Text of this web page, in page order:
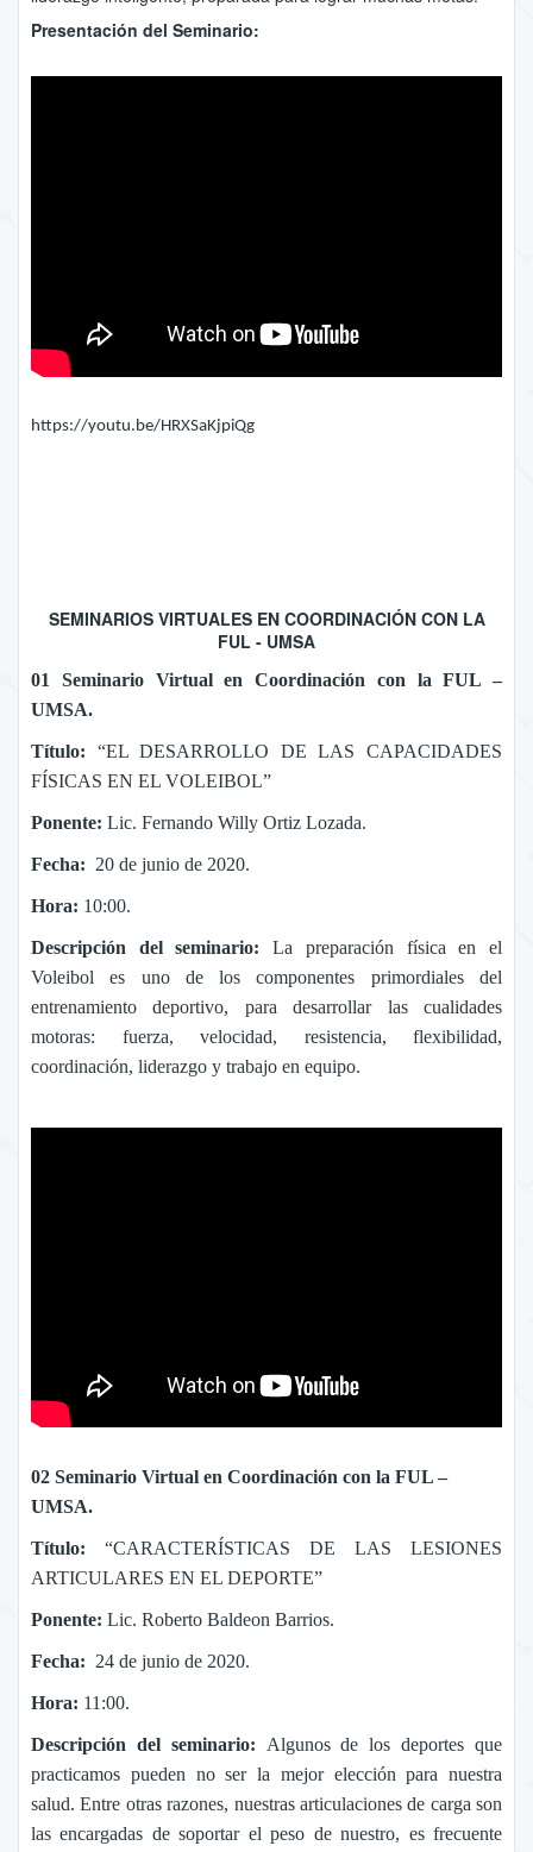
Presentación del Seminario:
https://youtu.be/HRXSaKjpiQg
SEMINARIOS VIRTUALES EN COORDINACIÓN CON LA
FUL - UMSA
01 Seminario Virtual en Coordinación con la FUL –
UMSA.
Título: “EL DESARROLLO DE LAS CAPACIDADES
FÍSICAS EN EL VOLEIBOL”
Ponente: Lic. Fernando Willy Ortiz Lozada.
Fecha: 20 de junio de 2020.
Hora: 10:00.
Descripción del seminario:La preparación física en el
Voleibol es uno de los componentes primordiales del
entrenamiento deportivo, para desarrollar las cualidades
motoras: fuerza, velocidad, resistencia, flexibilidad,
coordinación, liderazgo y trabajo en equipo.
02 Seminario Virtual en Coordinación con la FUL –
UMSA.
Título: “CARACTERÍSTICAS DE LAS LESIONES
ARTICULARES EN EL DEPORTE”
Ponente: Lic. Roberto Baldeon Barrios.
Fecha: 24 de junio de 2020.
Hora: 11:00.
Descripción del seminario: Algunos de los deportes que
practicamos pueden no ser la mejor elección para nuestra
salud. Entre otras razones, nuestras articulaciones de carga son
las encargadas de soportar el peso de nuestro, es frecuente